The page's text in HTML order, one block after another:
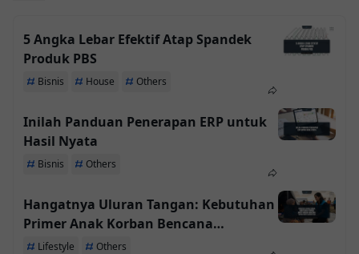
5 Angka Lebar Efektif Atap Spandek
Produk PBS
Bisnis House Others
Inilah Panduan Penerapan ERP untuk
Hasil Nyata
Bisnis Others
Hangatnya Uluran Tangan: Kebutuhan
Primer Anak Korban Bencana
Terpenuhi Berkat Solidaritas Anda
Lifestyle Others